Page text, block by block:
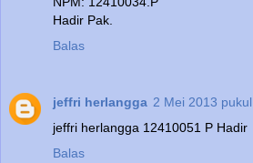
Hadir Pak.
Balas
jeffri herlangga 2 Mei 2013
jeffri herlangga 12410051 P Hadir
Balas